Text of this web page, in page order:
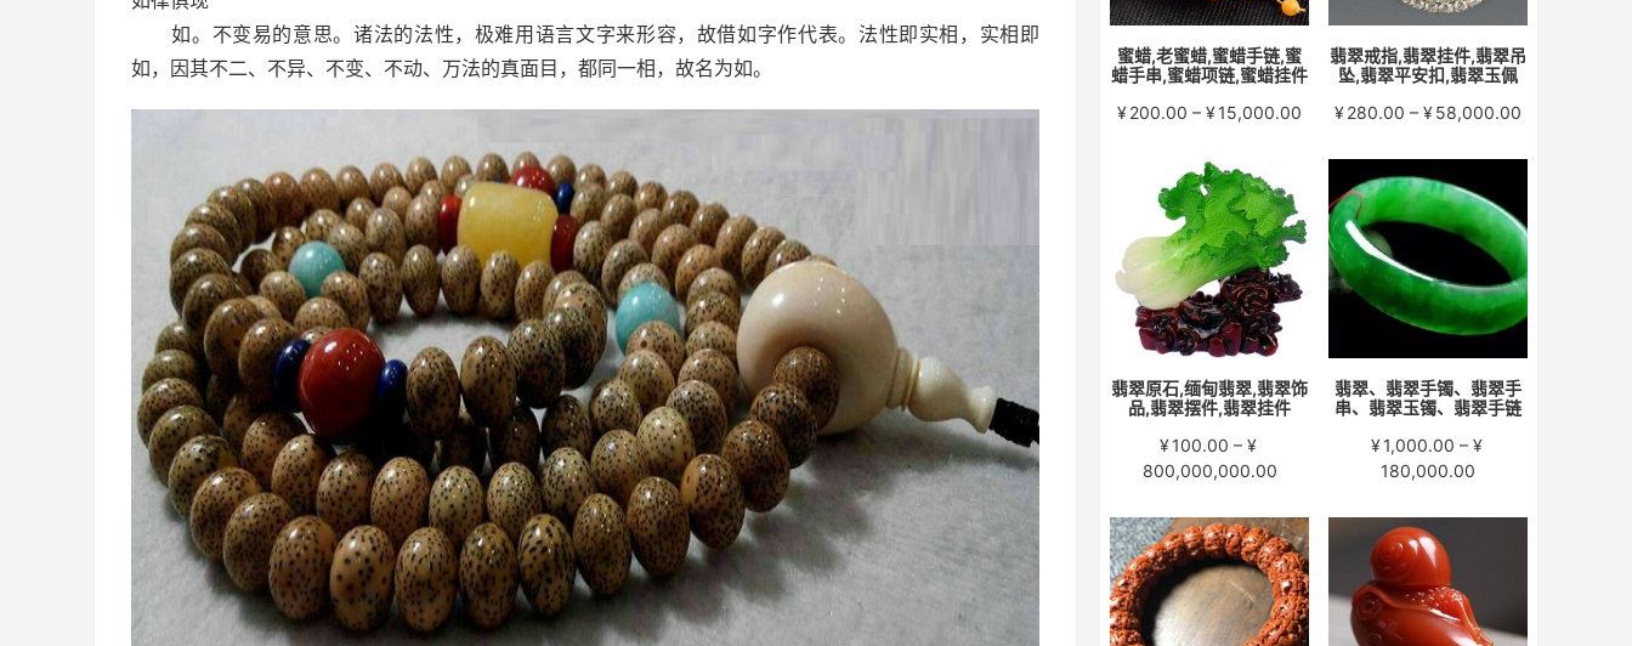
如。不变易的意思。诸法的法性，极难用语言文字来形容，故借如字作代表。法性即实相，实相即
如，因其不二、不异、不变、不动、万法的真面目，都同一相，故名为如。
蜜蜡,老蜜蜡,蜜蜡手链,蜜
蜡手串,蜜蜡项链,蜜蜡挂件
¥200.00 – ¥15,000.00
¥200.00
至
¥15,000.00
翡翠戒指,翡翠挂件,翡翠吊
坠,翡翠平安扣,翡翠玉佩
¥280.00 – ¥58,000.00
范
至
¥58,000.00
翡翠原石,缅甸翡翠,翡翠饰
品,翡翠摆件,翡翠挂件
¥100.00 – ¥
800,000,000.00价
范
围：
¥100.00
至
¥800,000,000.00
翡翠、翡翠手镯、翡翠手
串、翡翠玉镯、翡翠手链
¥1,000.00 – ¥
180,000.00
范
¥180,000.00